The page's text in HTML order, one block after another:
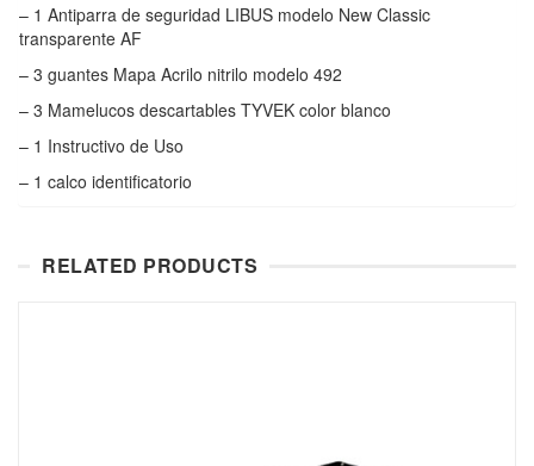
– 1 Antiparra de seguridad LIBUS modelo New Classic
transparente AF
– 3 guantes Mapa Acrilo nitrilo modelo 492
– 3 Mamelucos descartables TYVEK color blanco
– 1 Instructivo de Uso
– 1 calco identificatorio
RELATED PRODUCTS